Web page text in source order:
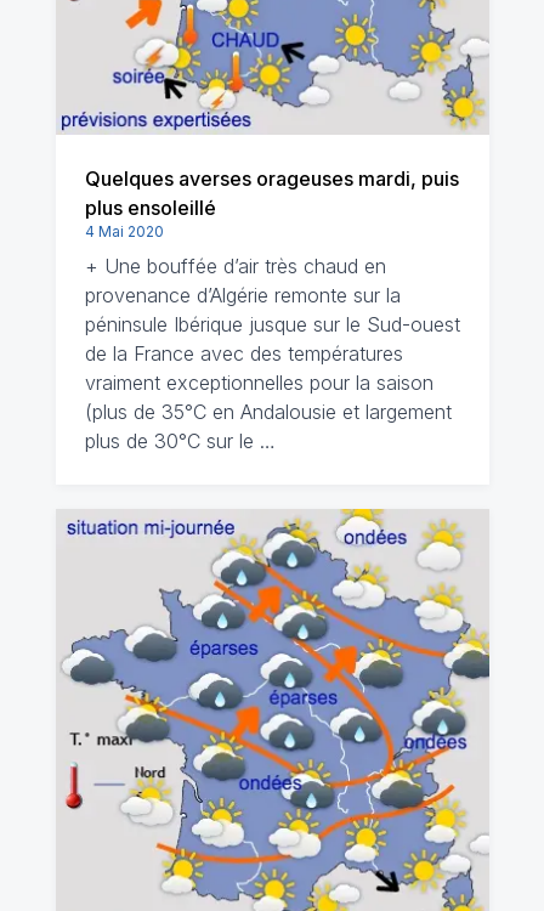
Quelques averses orageuses mardi, puis
plus ensoleillé
4 Mai 2020
+ Une bouffée d’air très chaud en
provenance d’Algérie remonte sur la
péninsule Ibérique jusque sur le Sud-ouest
de la France avec des températures
vraiment exceptionnelles pour la saison
(plus de 35°C en Andalousie et largement
plus de 30°C sur le …